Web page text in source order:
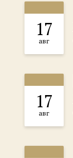
17
авг
17
авг